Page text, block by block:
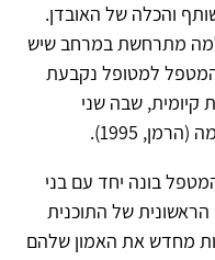
והכלה של האובדן.
מתרחשת במרחב שיש
והברית בין המטפל למטופל נקבעת
קיומית, שבה שני
1995).
בונה יחד עם בני
של התוכנית
מחדש את האמון שלהם